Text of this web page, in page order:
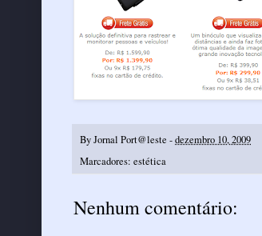
ByJornal Port@leste -dezembro 10, 2009
Marcadores: estética
Nenhum comentário: